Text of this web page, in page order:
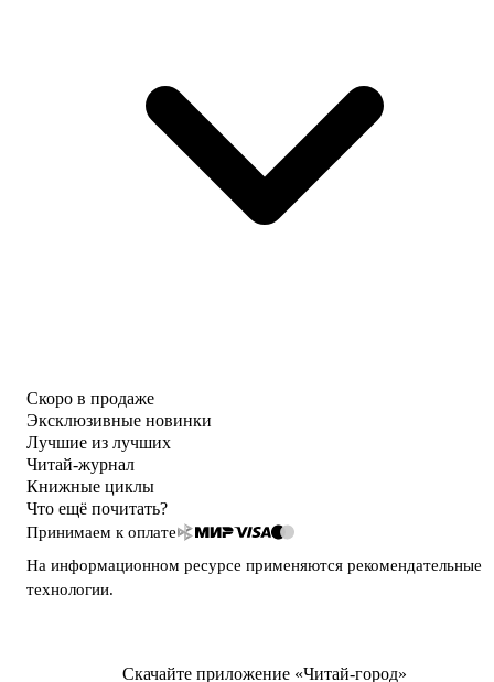
Скоро в продаже
Эксклюзивные новинки
Лучшие из лучших
Читай-журнал
Книжные циклы
Что ещё почитать?
Принимаем к оплате
На информационном ресурсе применяются рекомендательные
технологии.
Скачайте приложение «Читай-город»